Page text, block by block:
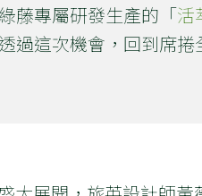
藤專屬研發生產的「活
過這次機會，回到席